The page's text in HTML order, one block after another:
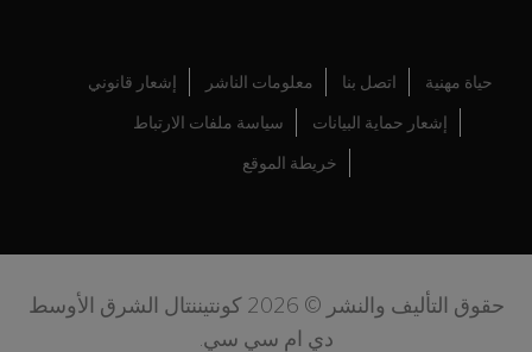
حياة مهنية اتصل بنا معلومات الناشر إشعار قانوني
إشعار حماية البيانات سياسة ملفات الارتباط
خريطة الموقع
حقوق التأليف والنشر © 2026 كونتيننتال الشرق الأوسط
دي ام سي سي.